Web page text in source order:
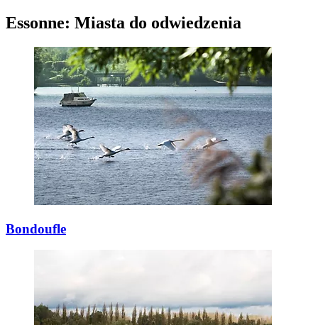
Essonne: Miasta do odwiedzenia
Bondoufle